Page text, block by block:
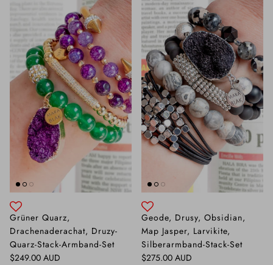
Grüner Quarz,
Drachenaderachat, Druzy-
Quarz-Stack-Armband-Set
Normaler Preis
$249.00 AUD
Geode, Drusy, Obsidian,
Map Jasper, Larvikite,
Silberarmband-Stack-Set
Normaler Preis
$275.00 AUD